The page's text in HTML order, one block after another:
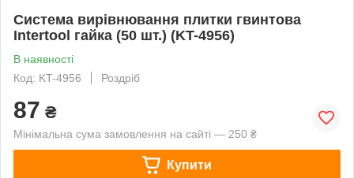
Система вирівнювання плитки гвинтова
Intertool гайка (50 шт.) (KT-4956)
В наявності
Код: KT-4956
Роздріб
87 ₴
Мінімальна сума замовлення на сайті — 250 ₴
Купити